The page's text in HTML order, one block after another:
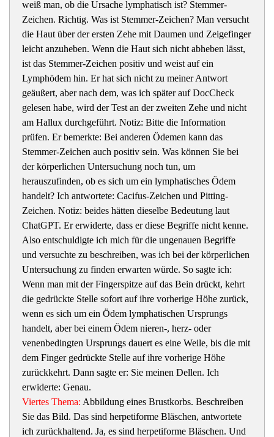
weiß man, ob die Ursache lymphatisch ist? Stemmer-
Zeichen. Richtig. Was ist Stemmer-Zeichen? Man versucht
die Haut über der ersten Zehe mit Daumen und Zeigefinger
leicht anzuheben. Wenn die Haut sich nicht abheben lässt,
ist das Stemmer-Zeichen positiv und weist auf ein
Lymphödem hin. Er hat sich nicht zu meiner Antwort
geäußert, aber nach dem, was ich später auf DocCheck
gelesen habe, wird der Test an der zweiten Zehe und nicht
am Hallux durchgeführt. Notiz: Bitte die Information
prüfen. Er bemerkte: Bei anderen Ödemen kann das
Stemmer-Zeichen auch positiv sein. Was können Sie bei
der körperlichen Untersuchung noch tun, um
herauszufinden, ob es sich um ein lymphatisches Ödem
handelt? Ich antwortete: Cacifus-Zeichen und Pitting-
Zeichen. Notiz: beides hätten dieselbe Bedeutung laut
ChatGPT. Er erwiderte, dass er diese Begriffe nicht kenne.
Also entschuldigte ich mich für die ungenauen Begriffe
und versuchte zu beschreiben, was ich bei der körperlichen
Untersuchung zu finden erwarten würde. So sagte ich:
Wenn man mit der Fingerspitze auf das Bein drückt, kehrt
die gedrückte Stelle sofort auf ihre vorherige Höhe zurück,
wenn es sich um ein Ödem lymphatischen Ursprungs
handelt, aber bei einem Ödem nieren-, herz- oder
venenbedingten Ursprungs dauert es eine Weile, bis die mit
dem Finger gedrückte Stelle auf ihre vorherige Höhe
zurückkehrt. Dann sagte er: Sie meinen Dellen. Ich
erwiderte: Genau.
Viertes Thema: Abbildung eines Brustkorbs. Beschreiben
Sie das Bild. Das sind herpetiforme Bläschen, antwortete
ich zurückhaltend. Ja, es sind herpetiforme Bläschen. Und